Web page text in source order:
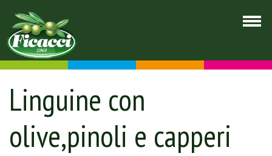
Linguine con
olive,pinoli e capperi